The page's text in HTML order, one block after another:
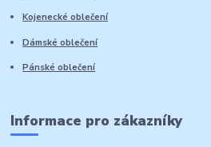
Kojenecké oblečení
Dámské oblečení
Pánské oblečení
Informace pro zákazníky